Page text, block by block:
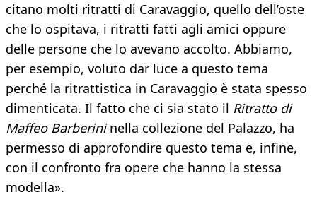
citano molti ritratti di Caravaggio, quello dell’oste
che lo ospitava, i ritratti fatti agli amici oppure
delle persone che lo avevano accolto. Abbiamo,
per esempio, voluto dar luce a questo tema
perché la ritrattistica in Caravaggio è stata spesso
dimenticata. Il fatto che ci sia stato il Ritratto di
Maffeo Barberininella collezione del Palazzo, ha
permesso di approfondire questo tema e, infine,
con il confronto fra opere che hanno la stessa
modella».